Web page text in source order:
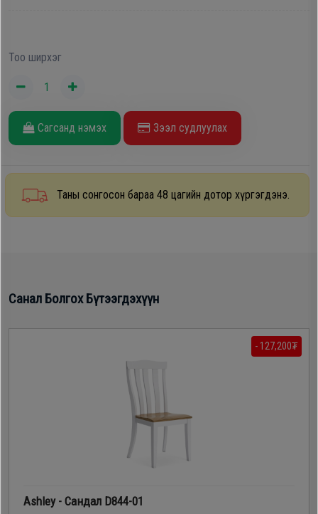
Oppo
Тоо ширхэг
Сагсанд нэмэх Зээл судлуулах
Таны сонгосон бараа 48 цагийн дотор хүргэгдэнэ.
Санал Болгох Бүтээгдэхүүн
- 127,200₮
Ashley - Сандал D844-01